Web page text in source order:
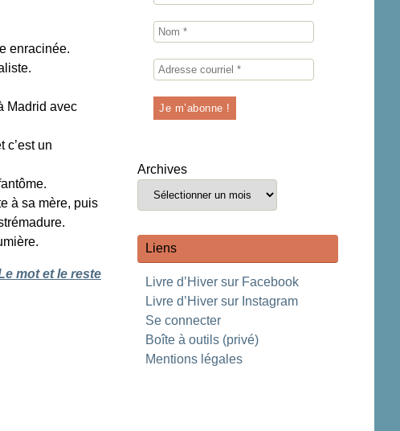
enracinée.
Madrid avec
c’est un
à sa mère, puis
mot et le reste
Archives
Liens
Livre d’Hiver sur Facebook
Livre d’Hiver sur Instagram
Se connecter
Boîte à outils (privé)
Mentions légales